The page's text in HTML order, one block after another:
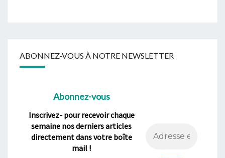
ABONNEZ-VOUS À NOTRE NEWSLETTER
Abonnez-vous
Inscrivez- pour recevoir chaque
semaine nos derniers articles
directement dans votre boîte
mail !